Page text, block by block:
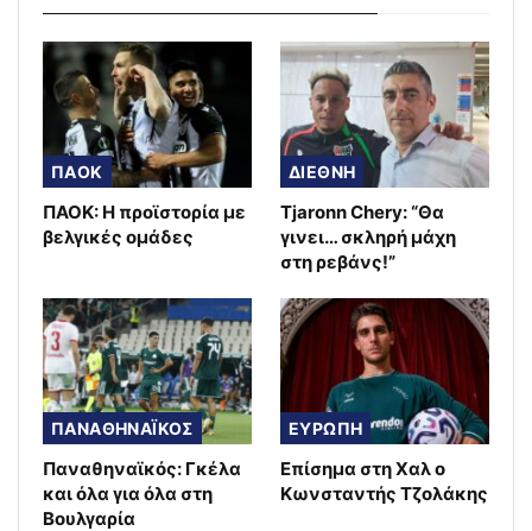
ΠΑΟΚ
ΠΑΟΚ: Η προϊστορία με
βελγικές ομάδες
ΔΙΕΘΝΗ
Tjaronn Chery: “Θα
γινει… σκληρή μάχη
στη ρεβάνς!”
ΠΑΝΑΘΗΝΑΪΚΟΣ
Παναθηναϊκός: Γκέλα
και όλα για όλα στη
Βουλγαρία
ΕΥΡΩΠΗ
Επίσημα στη Χαλ ο
Κωνσταντής Τζολάκης